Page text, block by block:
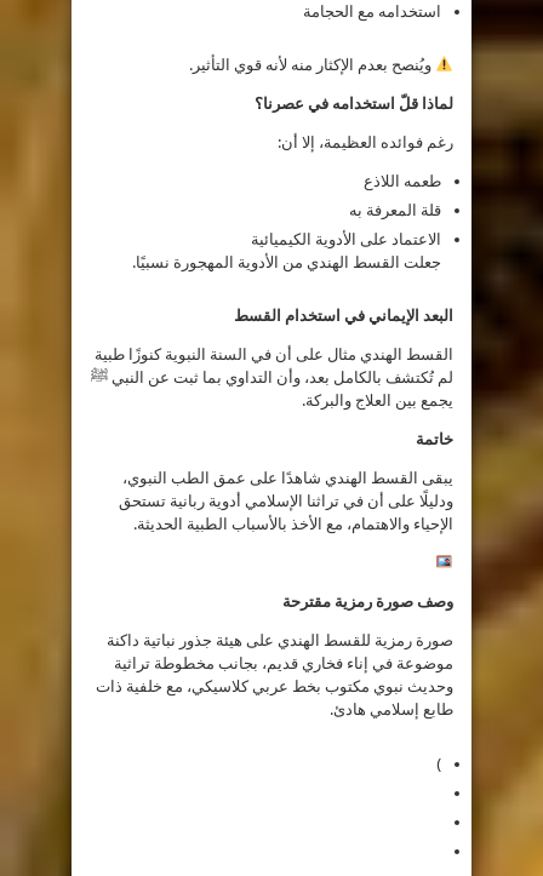
استخدامه مع الحجامة
ويُنصح بعدم الإكثار منه لأنه قوي التأثير.
لماذا قلّ استخدامه في عصرنا؟
رغم فوائده العظيمة، إلا أن:
طعمه اللاذع
قلة المعرفة به
الاعتماد على الأدوية الكيميائية
جعلت القسط الهندي من الأدوية المهجورة نسبيًا.
البعد الإيماني في استخدام القسط
القسط الهندي مثال على أن في السنة النبوية كنوزًا طبية
لم تُكتشف بالكامل بعد، وأن التداوي بما ثبت عن النبي ﷺ
يجمع بين العلاج والبركة.
خاتمة
يبقى القسط الهندي شاهدًا على عمق الطب النبوي،
ودليلًا على أن في تراثنا الإسلامي أدوية ربانية تستحق
الإحياء والاهتمام، مع الأخذ بالأسباب الطبية الحديثة.
وصف صورة رمزية مقترحة
صورة رمزية للقسط الهندي على هيئة جذور نباتية داكنة
موضوعة في إناء فخاري قديم، بجانب مخطوطة تراثية
وحديث نبوي مكتوب بخط عربي كلاسيكي، مع خلفية ذات
طابع إسلامي هادئ.
)